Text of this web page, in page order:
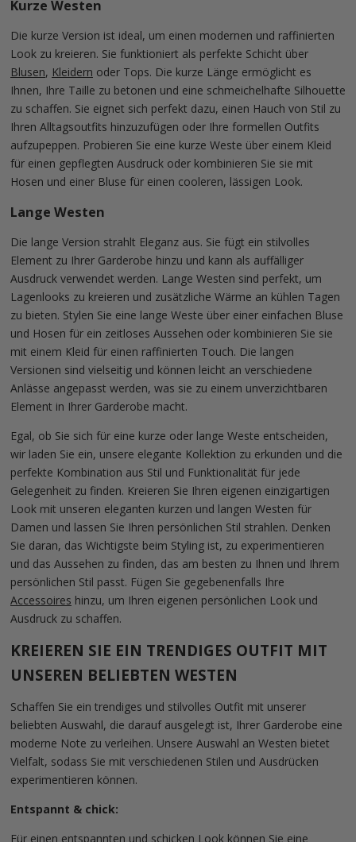
Kurze Westen
Die kurze Version ist ideal, um einen modernen und raffinierten
Look zu kreieren. Sie funktioniert als perfekte Schicht über
Blusen, Kleidern oder Tops. Die kurze Länge ermöglicht es
Ihnen, Ihre Taille zu betonen und eine schmeichelhafte Silhouette
zu schaffen. Sie eignet sich perfekt dazu, einen Hauch von Stil zu
Ihren Alltagsoutfits hinzuzufügen oder Ihre formellen Outfits
aufzupeppen. Probieren Sie eine kurze Weste über einem Kleid
für einen gepflegten Ausdruck oder kombinieren Sie sie mit
Hosen und einer Bluse für einen cooleren, lässigen Look.
Lange Westen
Die lange Version strahlt Eleganz aus. Sie fügt ein stilvolles
Element zu Ihrer Garderobe hinzu und kann als auffälliger
Ausdruck verwendet werden. Lange Westen sind perfekt, um
Lagenlooks zu kreieren und zusätzliche Wärme an kühlen Tagen
zu bieten. Stylen Sie eine lange Weste über einer einfachen Bluse
und Hosen für ein zeitloses Aussehen oder kombinieren Sie sie
mit einem Kleid für einen raffinierten Touch. Die langen
Versionen sind vielseitig und können leicht an verschiedene
Anlässe angepasst werden, was sie zu einem unverzichtbaren
Element in Ihrer Garderobe macht.
Egal, ob Sie sich für eine kurze oder lange Weste entscheiden,
wir laden Sie ein, unsere elegante Kollektion zu erkunden und die
perfekte Kombination aus Stil und Funktionalität für jede
Gelegenheit zu finden. Kreieren Sie Ihren eigenen einzigartigen
Look mit unseren eleganten kurzen und langen Westen für
Damen und lassen Sie Ihren persönlichen Stil strahlen. Denken
Sie daran, das Wichtigste beim Styling ist, zu experimentieren
und das Aussehen zu finden, das am besten zu Ihnen und Ihrem
persönlichen Stil passt. Fügen Sie gegebenenfalls Ihre
Accessoires hinzu, um Ihren eigenen persönlichen Look und
Ausdruck zu schaffen.
KREIEREN SIE EIN TRENDIGES OUTFIT MIT
UNSEREN BELIEBTEN WESTEN
Schaffen Sie ein trendiges und stilvolles Outfit mit unserer
beliebten Auswahl, die darauf ausgelegt ist, Ihrer Garderobe eine
moderne Note zu verleihen. Unsere Auswahl an Westen bietet
Vielfalt, sodass Sie mit verschiedenen Stilen und Ausdrücken
experimentieren können.
Entspannt & chick:
Für einen entspannten und schicken Look können Sie eine